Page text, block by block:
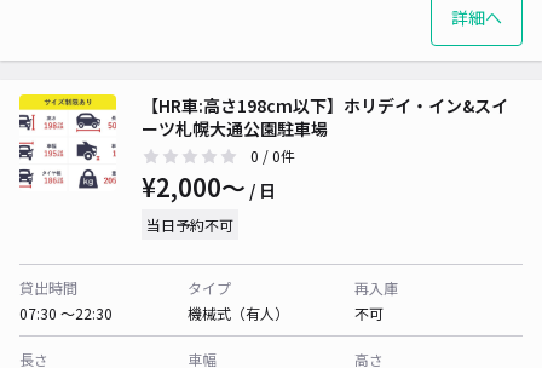
詳細へ
【HR車:高さ198cm以下】ホリデイ・イン&スイ
ーツ札幌大通公園駐車場
0 / 0件
¥2,000〜 / 日
当日予約不可
貸出時間
07:30 〜22:30
タイプ
機械式（有人）
再入庫
不可
長さ
車幅
高さ